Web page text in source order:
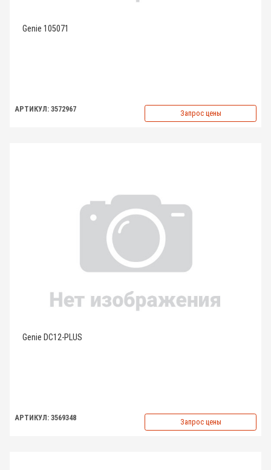
Genie 105071
АРТИКУЛ: 3572967 Запрос цены
Genie DC12-PLUS
АРТИКУЛ: 3569348 Запрос цены